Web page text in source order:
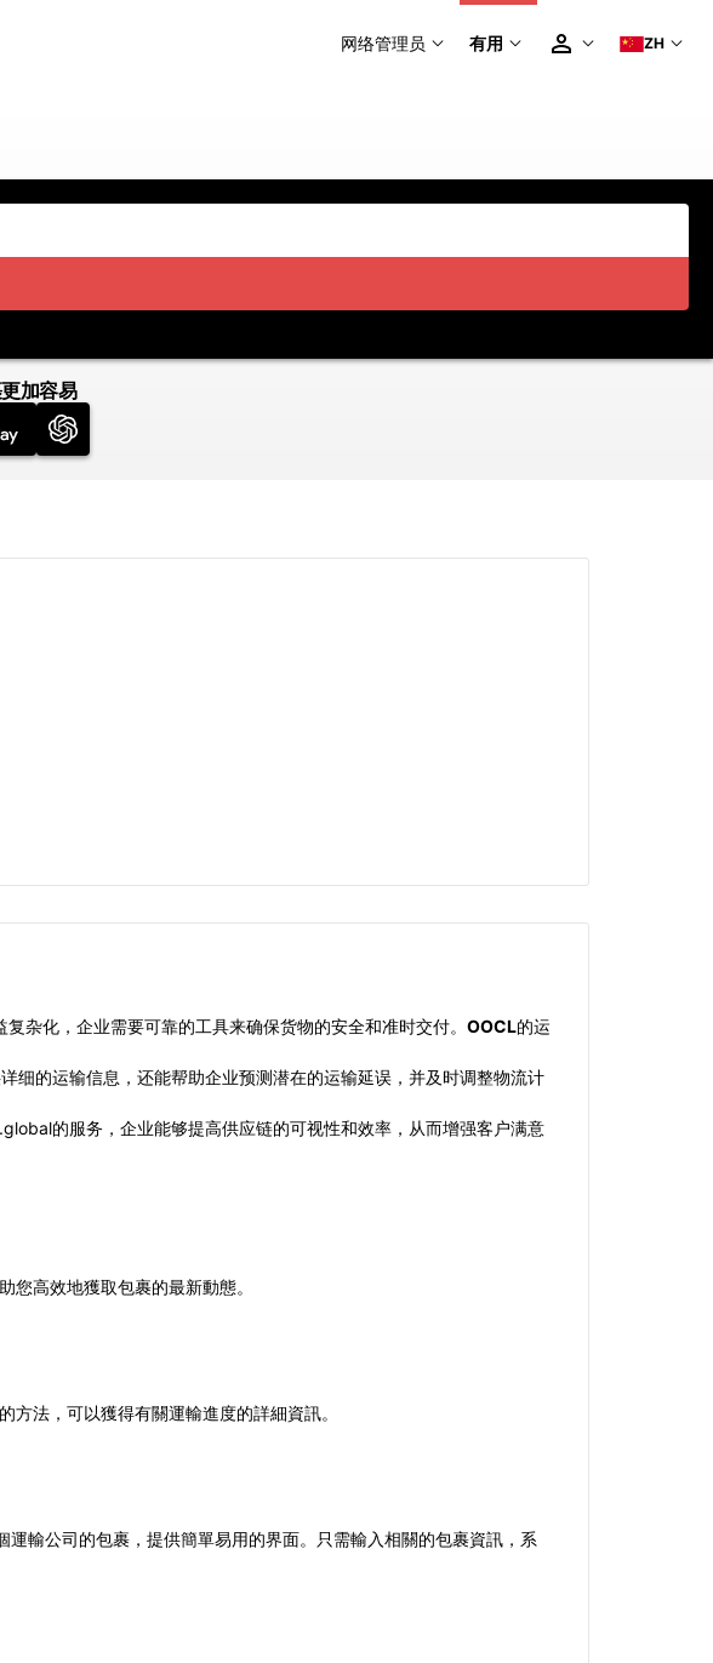
网络管理员 有用 ZH
加容易
杂化，企业需要可靠的工具来确保货物的安全和准时交付。 OOCL的运
的运输信息，还能帮助企业预测潜在的运输延误，并及时调整物流计
的服务，企业能够提高供应链的可视性和效率，从而增强客户满意
高效地獲取包裹的最新動態。
法，可以獲得有關運輸進度的詳細資訊。
輸公司的包裹，提供簡單易用的界面。只需輸入相關的包裹資訊，系